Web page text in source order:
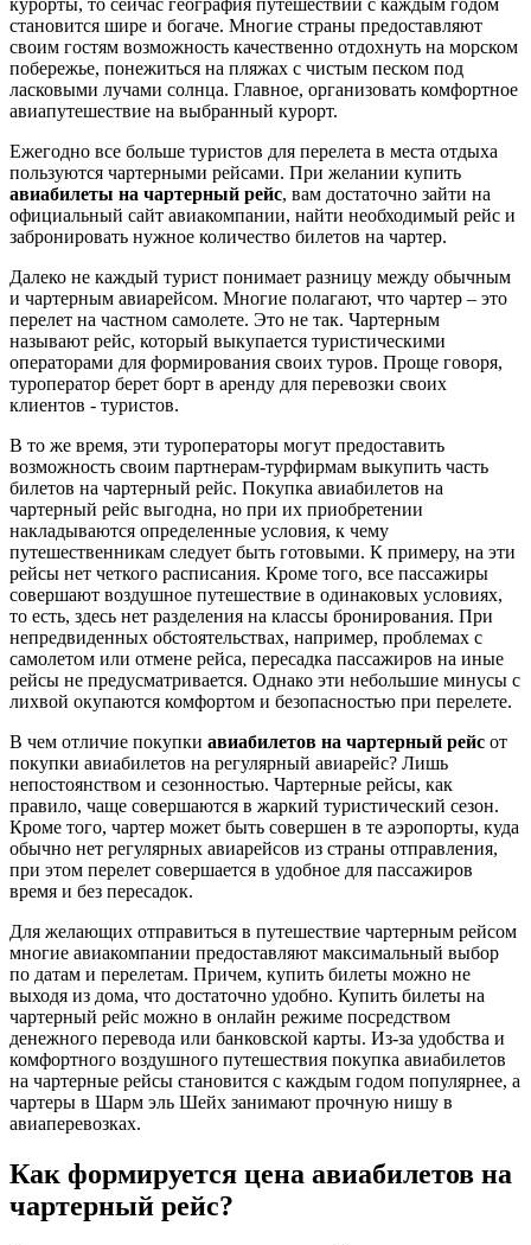
курорты, то сейчас география путешествий с каждым годом
становится шире и богаче. Многие страны предоставляют
своим гостям возможность качественно отдохнуть на морском
побережье, понежиться на пляжах с чистым песком под
ласковыми лучами солнца. Главное, организовать комфортное
авиапутешествие на выбранный курорт.
Ежегодно все больше туристов для перелета в места отдыха
пользуются чартерными рейсами. При желании купить
авиабилеты на чартерный рейс, вам достаточно зайти на
официальный сайт авиакомпании, найти необходимый рейс и
забронировать нужное количество билетов на чартер.
Далеко не каждый турист понимает разницу между обычным
и чартерным авиарейсом. Многие полагают, что чартер – это
перелет на частном самолете. Это не так. Чартерным
называют рейс, который выкупается туристическими
операторами для формирования своих туров. Проще говоря,
туроператор берет борт в аренду для перевозки своих
клиентов - туристов.
В то же время, эти туроператоры могут предоставить
возможность своим партнерам-турфирмам выкупить часть
билетов на чартерный рейс. Покупка авиабилетов на
чартерный рейс выгодна, но при их приобретении
накладываются определенные условия, к чему
путешественникам следует быть готовыми. К примеру, на эти
рейсы нет четкого расписания. Кроме того, все пассажиры
совершают воздушное путешествие в одинаковых условиях,
то есть, здесь нет разделения на классы бронирования. При
непредвиденных обстоятельствах, например, проблемах с
самолетом или отмене рейса, пересадка пассажиров на иные
рейсы не предусматривается. Однако эти небольшие минусы с
лихвой окупаются комфортом и безопасностью при перелете.
В чем отличие покупки авиабилетов на чартерный рейс от
покупки авиабилетов на регулярный авиарейс? Лишь
непостоянством и сезонностью. Чартерные рейсы, как
правило, чаще совершаются в жаркий туристический сезон.
Кроме того, чартер может быть совершен в те аэропорты, куда
обычно нет регулярных авиарейсов из страны отправления,
при этом перелет совершается в удобное для пассажиров
время и без пересадок.
Для желающих отправиться в путешествие чартерным рейсом
многие авиакомпании предоставляют максимальный выбор
по датам и перелетам. Причем, купить билеты можно не
выходя из дома, что достаточно удобно. Купить билеты на
чартерный рейс можно в онлайн режиме посредством
денежного перевода или банковской карты. Из-за удобства и
комфортного воздушного путешествия покупка авиабилетов
на чартерные рейсы становится с каждым годом популярнее, а
чартеры в Шарм эль Шейх занимают прочную нишу в
авиаперевозках.
Как формируется цена авиабилетов на
чартерный рейс?